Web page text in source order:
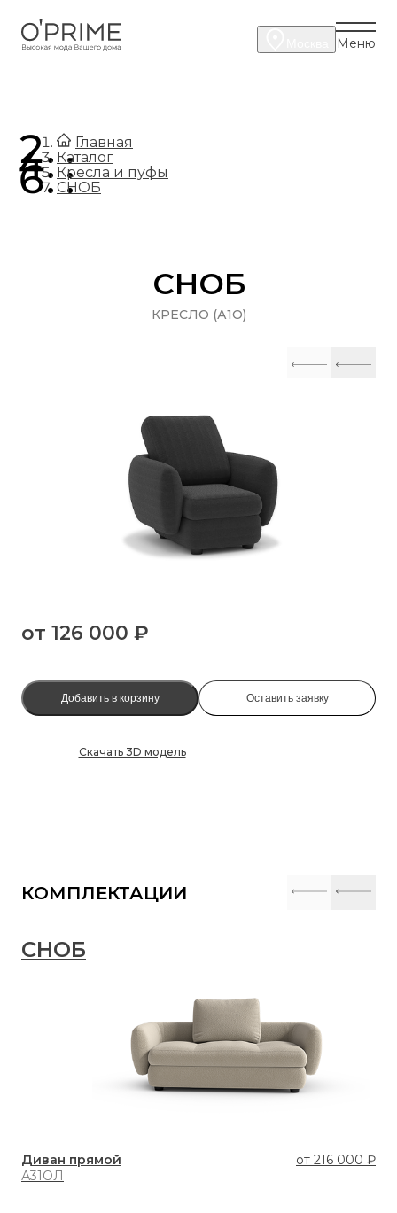
Меню
Главная
.
Каталог
.
Кресла и пуфы
.
СНОБ
СНОБ
КРЕСЛО (А1О)
от 126 000 ₽
Добавить в корзину Оставить заявку
Скачать 3D модель
КОМПЛЕКТАЦИИ
СНОБ
Диван прямой от 216 000 ₽
А31ОЛ